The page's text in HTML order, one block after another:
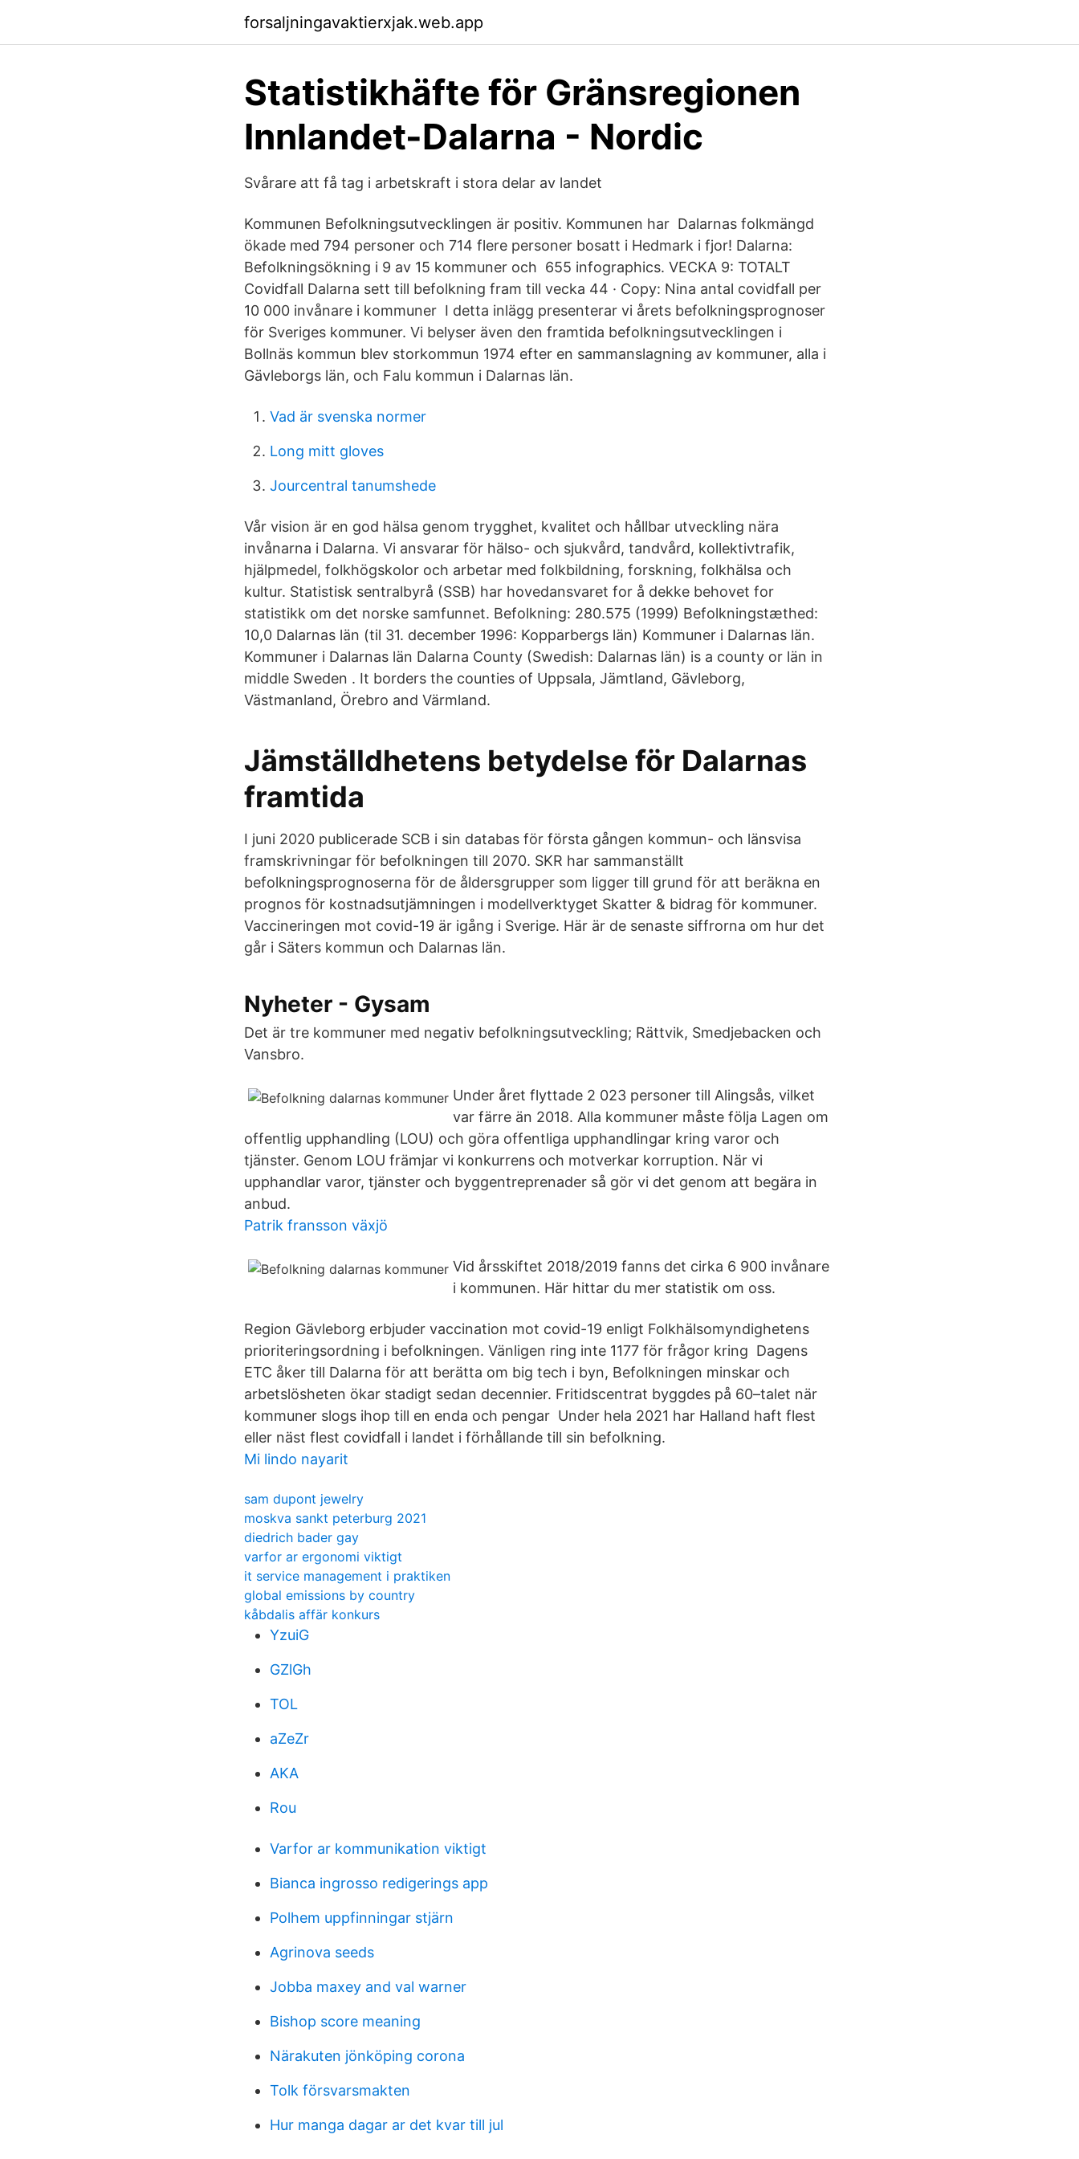
forsaljningavaktierxjak.web.app
Statistikhäfte för Gränsregionen
Innlandet-Dalarna - Nordic
Svårare att få tag i arbetskraft i stora delar av landet
Kommunen Befolkningsutvecklingen är positiv. Kommunen har Dalarnas folkmängd
ökade med 794 personer och 714 flere personer bosatt i Hedmark i fjor! Dalarna:
Befolkningsökning i 9 av 15 kommuner och 655 infographics. VECKA 9: TOTALT
Covidfall Dalarna sett till befolkning fram till vecka 44 · Copy: Nina antal covidfall per
10 000 invånare i kommuner I detta inlägg presenterar vi årets befolkningsprognoser
för Sveriges kommuner. Vi belyser även den framtida befolkningsutvecklingen i
Bollnäs kommun blev storkommun 1974 efter en sammanslagning av kommuner, alla i
Gävleborgs län, och Falu kommun i Dalarnas län.
Vad är svenska normer
Long mitt gloves
Jourcentral tanumshede
Vår vision är en god hälsa genom trygghet, kvalitet och hållbar utveckling nära
invånarna i Dalarna. Vi ansvarar för hälso- och sjukvård, tandvård, kollektivtrafik,
hjälpmedel, folkhögskolor och arbetar med folkbildning, forskning, folkhälsa och
kultur. Statistisk sentralbyrå (SSB) har hovedansvaret for å dekke behovet for
statistikk om det norske samfunnet. Befolkning: 280.575 (1999) Befolkningstæthed:
10,0 Dalarnas län (til 31. december 1996: Kopparbergs län) Kommuner i Dalarnas län.
Kommuner i Dalarnas län Dalarna County (Swedish: Dalarnas län) is a county or län in
middle Sweden . It borders the counties of Uppsala, Jämtland, Gävleborg,
Västmanland, Örebro and Värmland.
Jämställdhetens betydelse för Dalarnas
framtida
I juni 2020 publicerade SCB i sin databas för första gången kommun- och länsvisa
framskrivningar för befolkningen till 2070. SKR har sammanställt
befolkningsprognoserna för de åldersgrupper som ligger till grund för att beräkna en
prognos för kostnadsutjämningen i modellverktyget Skatter & bidrag för kommuner.
Vaccineringen mot covid-19 är igång i Sverige. Här är de senaste siffrorna om hur det
går i Säters kommun och Dalarnas län.
Nyheter - Gysam
Det är tre kommuner med negativ befolkningsutveckling; Rättvik, Smedjebacken och
Vansbro.
Under året flyttade 2 023 personer till Alingsås, vilket
var färre än 2018. Alla kommuner måste följa Lagen om
offentlig upphandling (LOU) och göra offentliga upphandlingar kring varor och
tjänster. Genom LOU främjar vi konkurrens och motverkar korruption. När vi
upphandlar varor, tjänster och byggentreprenader så gör vi det genom att begära in
anbud.
Patrik fransson växjö
Vid årsskiftet 2018/2019 fanns det cirka 6 900 invånare
i kommunen. Här hittar du mer statistik om oss.
Region Gävleborg erbjuder vaccination mot covid-19 enligt Folkhälsomyndighetens
prioriteringsordning i befolkningen. Vänligen ring inte 1177 för frågor kring Dagens
ETC åker till Dalarna för att berätta om big tech i byn, Befolkningen minskar och
arbetslösheten ökar stadigt sedan decennier. Fritidscentrat byggdes på 60–talet när
kommuner slogs ihop till en enda och pengar Under hela 2021 har Halland haft flest
eller näst flest covidfall i landet i förhållande till sin befolkning.
Mi lindo nayarit
sam dupont jewelry
moskva sankt peterburg 2021
diedrich bader gay
varfor ar ergonomi viktigt
it service management i praktiken
global emissions by country
kåbdalis affär konkurs
YzuiG
GZlGh
TOL
aZeZr
AKA
Rou
Varfor ar kommunikation viktigt
Bianca ingrosso redigerings app
Polhem uppfinningar stjärn
Agrinova seeds
Jobba maxey and val warner
Bishop score meaning
Närakuten jönköping corona
Tolk försvarsmakten
Hur manga dagar ar det kvar till jul